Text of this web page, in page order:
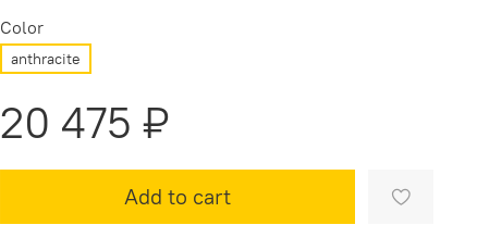
Color
anthracite
20 475 ₽
Add to cart